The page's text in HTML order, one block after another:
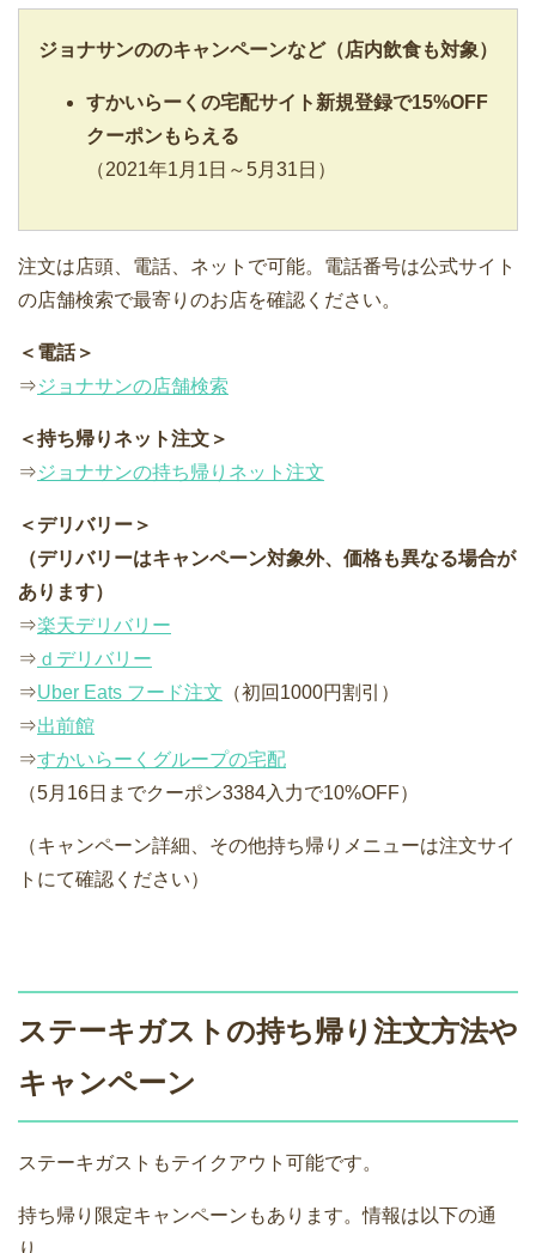
ジョナサンののキャンペーンなど（店内飲食も対象）
すかいらーくの宅配サイト新規登録で15%OFF
クーポンもらえる
（2021年1月1日～5月31日）
注文は店頭、電話、ネットで可能。電話番号は公式サイト
の店舗検索で最寄りのお店を確認ください。
＜電話＞
⇒ジョナサンの店舗検索
＜持ち帰りネット注文＞
⇒ジョナサンの持ち帰りネット注文
＜デリバリー＞
（デリバリーはキャンペーン対象外、価格も異なる場合が
あります）
⇒楽天デリバリー
⇒ ｄデリバリー
⇒Uber Eats フード注文 （初回1000円割引）
⇒出前館
⇒すかいらーくグループの宅配
（5月16日までクーポン3384入力で10%OFF）
（キャンペーン詳細、その他持ち帰りメニューは注文サイ
トにて確認ください）
ステーキガストの持ち帰り注文方法や
キャンペーン
ステーキガストもテイクアウト可能です。
持ち帰り限定キャンペーンもあります。情報は以下の通